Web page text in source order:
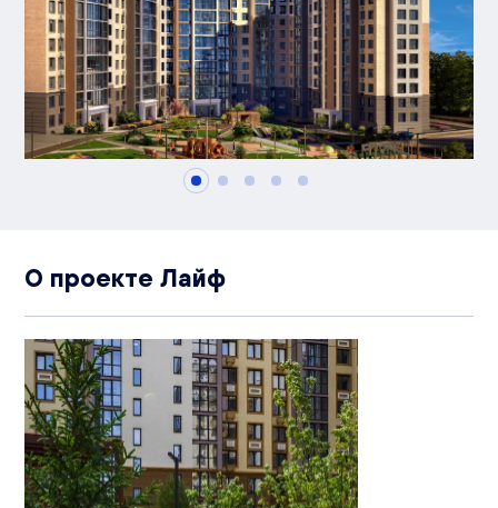
О проекте Лайф